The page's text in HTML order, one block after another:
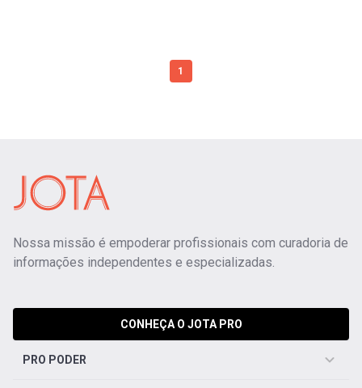
1
Nossa missão é empoderar profissionais com curadoria de
informações independentes e especializadas.
CONHEÇA O JOTA PRO
PRO PODER